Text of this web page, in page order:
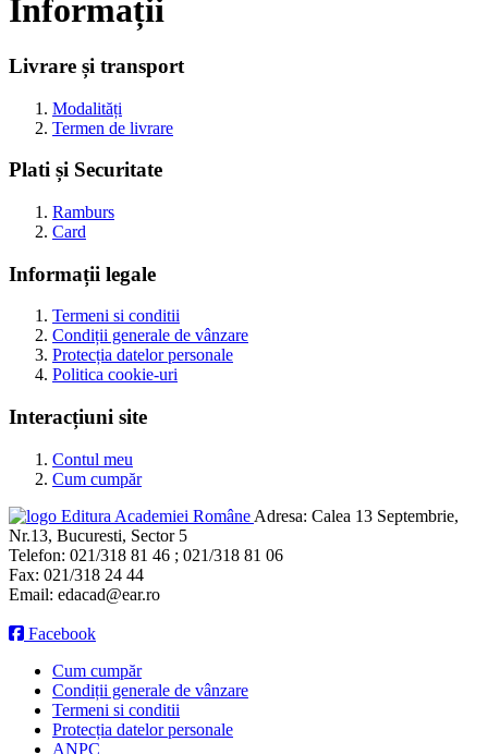
Informații
Livrare și transport
Modalități
Termen de livrare
Plati și Securitate
Ramburs
Card
Informații legale
Termeni si conditii
Condiții generale de vânzare
Protecția datelor personale
Politica cookie-uri
Interacțiuni site
Contul meu
Cum cumpăr
Editura Academiei Române Adresa: Calea 13 Septembrie,
Nr.13, Bucuresti, Sector 5
Telefon: 021/318 81 46 ; 021/318 81 06
Fax: 021/318 24 44
Email: edacad@ear.ro
Facebook
Cum cumpăr
Condiții generale de vânzare
Termeni si conditii
Protecția datelor personale
ANPC